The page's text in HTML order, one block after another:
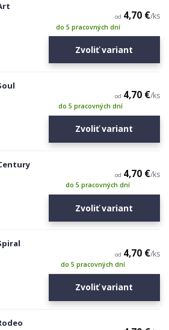
od 4,70 €/ks
do 5 pracovných dní
Zvoliť variant
od 4,70 €/ks
do 5 pracovných dní
Zvoliť variant
od 4,70 €/ks
do 5 pracovných dní
Zvoliť variant
od 4,70 €/ks
do 5 pracovných dní
Zvoliť variant